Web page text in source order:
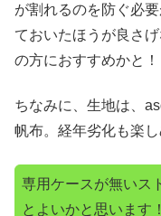
が割れるのを防ぐ必
ておいたほうが良さ
の方におすすめかと！
ちなみに、生地は、
帆布。経年劣化も楽し
専用ケースが無いス
とよいかと思います！